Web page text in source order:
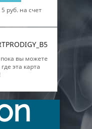
руб. на счет
вы можете
эта карта